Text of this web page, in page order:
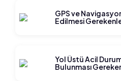
GPS ve
Edilmesi
Yol Üstü Acil
Bulunması